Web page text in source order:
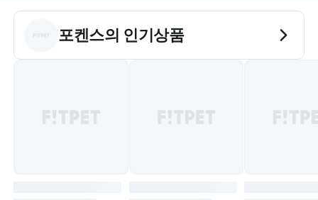
포켄스의 인기상품